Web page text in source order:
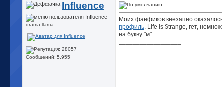
Influence
drama llama
Сообщений: 5,955
Моих фанфиков внезапно
профиль. Life is Strange, гет,
на букву "м"